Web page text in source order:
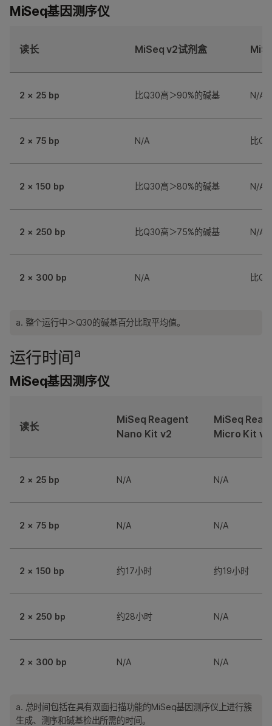
MiSeq基因测序仪
读长 MiSeq v2试剂盒
2 × 25 bp 比Q30高＞90%的碱基 N/A
2 × 75 bp N/A 比
2 × 150 bp 比Q30高＞80%的碱基 N/A
2 × 250 bp 比Q30高＞75%的碱基 N/A
2 × 300 bp N/A 比
a. 整个运行中＞Q30的碱基百分比取平均值。
运行时间a
MiSeq基因测序仪
读长
MiSeq Reagent
Nano Kit v2
MiSeq
Micro Kit v2
2 × 25 bp N/A N/A
2 × 75 bp N/A N/A
2 × 150 bp 约17小时 约19小时
2 × 250 bp 约28小时 N/A
2 × 300 bp N/A N/A
a. 总时间包括在具有双面扫描功能的MiSeq基因测序仪上进行簇
生成、测序和碱基检出所需的时间。